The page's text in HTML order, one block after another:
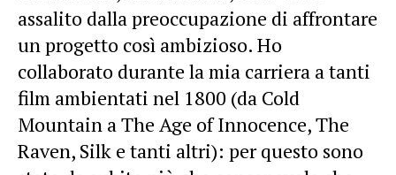
assalito dalla preoccupazione di affrontare
un progetto così ambizioso. Ho
collaborato durante la mia carriera a tanti
film ambientati nel 1800 (da Cold
Mountain a The Age of Innocence, The
Raven, Silk e tanti altri): per questo sono